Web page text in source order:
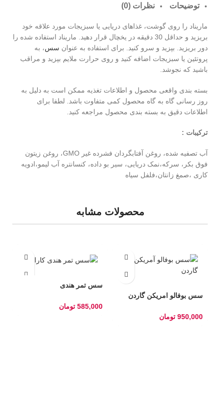
توضیحات نظرات (0)
ماریناد را روی گوشت، غذاهای دریایی یا سبزیجات مورد علاقه خود
بریزید و حداقل 30 دقیقه در یخچال قرار دهید. ماریناد استفاده شده را
دور بریزید. بپزید و سرو کنید. برای استفاده به عنوان سس، به
پروتئین یا سبزیجات اضافه کنید و روی حرارت ملایم بپزید و مراقب
باشید که نجوشد.
بسته بندی واقعی محصول و اطلاعات تغذیه ممکن است به دلیل به
روز رسانی گاه به گاه محصول کمی متفاوت باشد. لطفا برای
اطلاعات دقیق به بسته بندی محصول مراجعه کنید.
ترکیبات :
آب تصفیه شده، روغن آفتابگردان فشرده غیر GMO، روغن زیتون
فوق بکر، سرکه،نمک دریایی، سیر بو داده، کنسانتره آب لیمو،ادویه
کاری ،صمغ زانتان،فلفل سیاه
محصولات مشابه
سس بوفالو امریکن گاردن
950,000 تومان
سس تمر هندی
585,000 تومان